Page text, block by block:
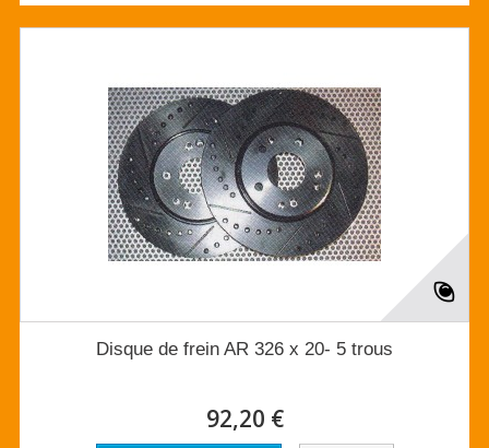
Disque de frein AR 326 x 20- 5 trous
92,20 €